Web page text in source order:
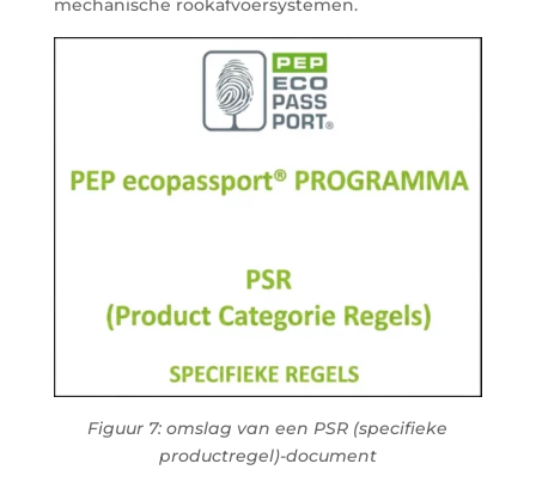
mechanische rookafvoersystemen.
Figuur 7: omslag van een PSR (specifieke
productregel)-document